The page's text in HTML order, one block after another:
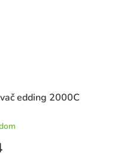
edding 2000C